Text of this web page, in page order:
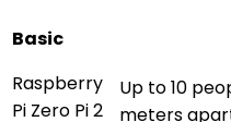
Basic
Raspberry
Pi Zero Pi 2
Up to 10
meters